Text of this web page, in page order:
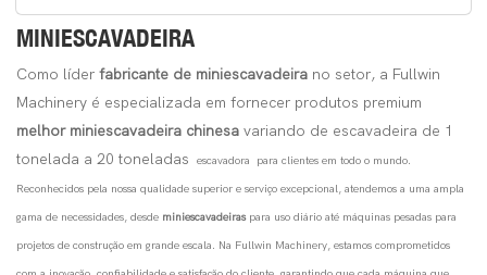
MINIESCAVADEIRA
Como líder fabricante de miniescavadeira no setor, a Fullwin
Machinery é especializada em fornecer produtos premium
melhor miniescavadeira chinesa variando de escavadeira de 1
tonelada a 20 toneladas
escavadora para clientes em todo o mundo.
Reconhecidos pela nossa qualidade superior e serviço excepcional, atendemos a uma ampla
gama de necessidades, desde miniescavadeiras para uso diário até máquinas pesadas para
projetos de construção em grande escala. Na Fullwin Machinery, estamos comprometidos